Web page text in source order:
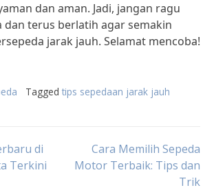
dan aman. Jadi, jangan ragu
dan terus berlatih agar semakin
jarak jauh. Selamat mencoba!
Tagged tips sepedaan jarak jauh
di
Terkini
Cara Memilih Sepeda
Motor Terbaik: Tips dan
Trik